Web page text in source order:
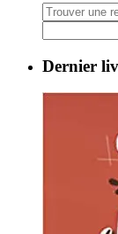
Rechercher
une
recette:
Dernier